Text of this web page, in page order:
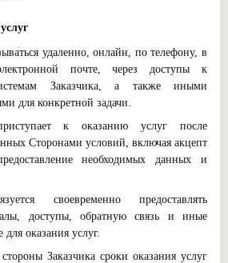
удаленно, онлайн, по телефону, в
почте, через доступы к
Заказчика, а также иными
для конкретной задачи.
к оказанию услуг после
Сторонами условий, включая акцепт
необходимых данных и
своевременно предоставлять
доступы, обратную связь и иные
оказания услуг.
Заказчика сроки оказания услуг